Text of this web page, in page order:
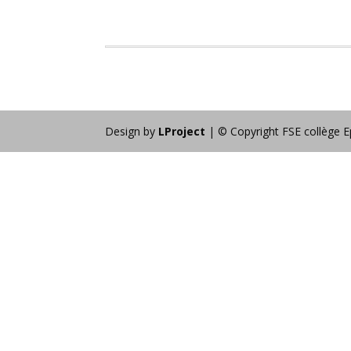
Design by LProject | © Copyright FSE collège